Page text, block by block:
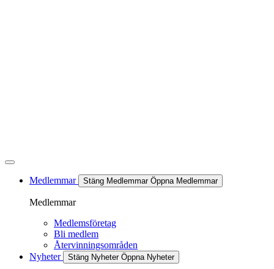
Medlemmar Stäng Medlemmar Öppna Medlemmar
Medlemmar
Medlemsföretag
Bli medlem
Återvinningsområden
Nyheter
Stäng Nyheter Öppna Nyheter